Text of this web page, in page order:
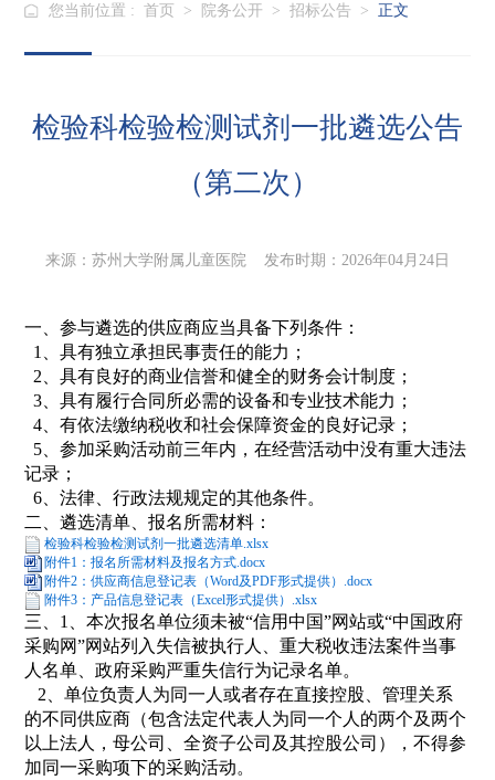
您当前位置 : 首页 > 院务公开 > 招标公告 > 正文
检验科检验检测试剂一批遴选公告
（第二次）
来源：苏州大学附属儿童医院 发布时期：2026年04月24日
一、参与遴选的供应商应当具备下列条件：
1、具有独立承担民事责任的能力；
2、具有良好的商业信誉和健全的财务会计制度；
3、具有履行合同所必需的设备和专业技术能力；
4、有依法缴纳税收和社会保障资金的良好记录；
5、参加采购活动前三年内，在经营活动中没有重大违法
记录；
6、法律、行政法规规定的其他条件。
二、遴选清单、报名所需材料：
检验科检验检测试剂一批遴选清单.xlsx
附件1：报名所需材料及报名方式.docx
附件2：供应商信息登记表（Word及PDF形式提供）.docx
附件3：产品信息登记表（Excel形式提供）.xlsx
三、1、本次报名单位须未被“信用中国”网站或“中国政府
采购网”网站列入失信被执行人、重大税收违法案件当事
人名单、政府采购严重失信行为记录名单。
2、单位负责人为同一人或者存在直接控股、管理关系
的不同供应商（包含法定代表人为同一个人的两个及两个
以上法人，母公司、全资子公司及其控股公司），不得参
加同一采购项下的采购活动。